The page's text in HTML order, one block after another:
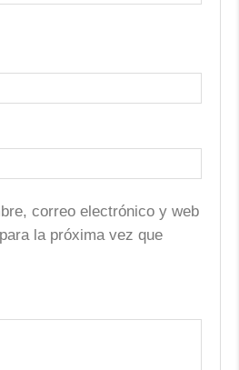
correo electrónico y web
la próxima vez que